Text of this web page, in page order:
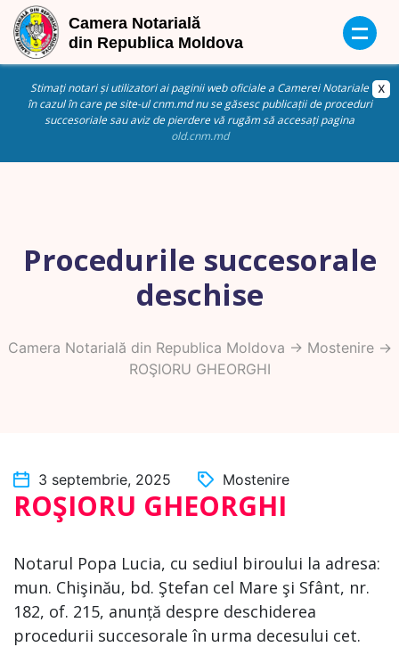
Stimați notari și utilizatori ai paginii web oficiale a Camerei Notariale
în cazul în care pe site-ul cnm.md nu se găsesc publicații de proceduri
succesoriale sau aviz de pierdere vă rugăm să accesați pagina
old.cnm.md
Procedurile succesorale
deschise
Camera Notarială din Republica Moldova -> Mostenire->
ROŞIORU GHEORGHI
3 septembrie, 2025 Mostenire
ROŞIORU GHEORGHI
Notarul Popa Lucia, cu sediul biroului la adresa:
mun. Chişinău, bd. Ştefan cel Mare şi Sfânt, nr.
182, of. 215, anunță despre deschiderea
procedurii succesorale în urma decesului cet.